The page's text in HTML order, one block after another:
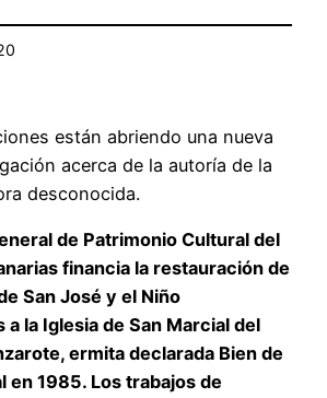
están abriendo una nueva
acerca de la autoría de la
desconocida.
de Patrimonio Cultural del
financia la restauración de
San José y el Niño
la Iglesia de San Marcial del
ermita declarada Bien de
en 1985. Los trabajos de